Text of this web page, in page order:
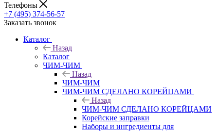
Телефоны
+7 (495) 374-56-57
Заказать звонок
Каталог
Назад
Каталог
ЧИМ-ЧИМ
Назад
ЧИМ-ЧИМ
ЧИМ-ЧИМ СДЕЛАНО КОРЕЙЦАМИ
Назад
ЧИМ-ЧИМ СДЕЛАНО КОРЕЙЦАМИ
Корейские заправки
Наборы и ингредиенты для